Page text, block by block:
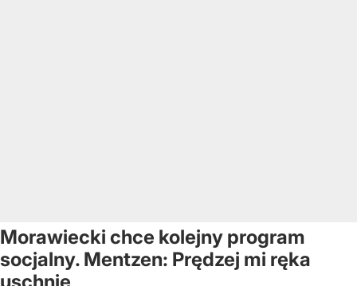
Morawiecki chce kolejny program
socjalny. Mentzen: Prędzej mi ręka